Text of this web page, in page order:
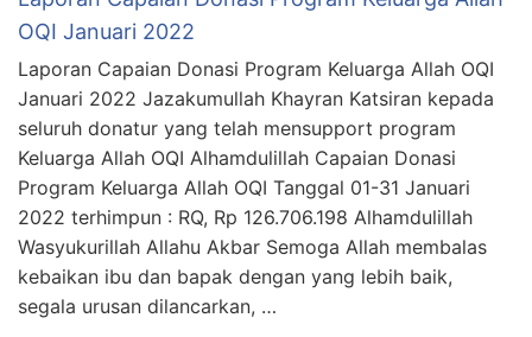
OQI Januari 2022
Laporan Capaian Donasi Program Keluarga Allah OQI
Januari 2022 Jazakumullah Khayran Katsiran kepada
seluruh donatur yang telah mensupport program
Keluarga Allah OQI Alhamdulillah Capaian Donasi
Program Keluarga Allah OQI Tanggal 01-31 Januari
2022 terhimpun : RQ, Rp 126.706.198 Alhamdulillah
Wasyukurillah Allahu Akbar Semoga Allah membalas
kebaikan ibu dan bapak dengan yang lebih baik,
segala urusan dilancarkan, …